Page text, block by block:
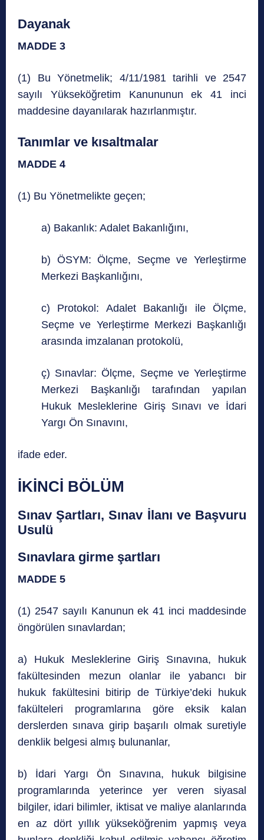
Dayanak
MADDE 3
(1) Bu Yönetmelik; 4/11/1981 tarihli ve 2547
sayılı Yükseköğretim Kanununun ek 41 inci
maddesine dayanılarak hazırlanmıştır.
Tanımlar ve kısaltmalar
MADDE 4
(1) Bu Yönetmelikte geçen;
a) Bakanlık: Adalet Bakanlığını,
b) ÖSYM: Ölçme, Seçme ve Yerleştirme
Merkezi Başkanlığını,
c) Protokol: Adalet Bakanlığı ile Ölçme,
Seçme ve Yerleştirme Merkezi Başkanlığı
arasında imzalanan protokolü,
ç) Sınavlar: Ölçme, Seçme ve Yerleştirme
Merkezi Başkanlığı tarafından yapılan
Hukuk Mesleklerine Giriş Sınavı ve İdari
Yargı Ön Sınavını,
ifade eder.
İKİNCİ BÖLÜM
Sınav Şartları, Sınav İlanı ve Başvuru
Usulü
Sınavlara girme şartları
MADDE 5
(1) 2547 sayılı Kanunun ek 41 inci maddesinde
öngörülen sınavlardan;
a) Hukuk Mesleklerine Giriş Sınavına, hukuk
fakültesinden mezun olanlar ile yabancı bir
hukuk fakültesini bitirip de Türkiye’deki hukuk
fakülteleri programlarına göre eksik kalan
derslerden sınava girip başarılı olmak suretiyle
denklik belgesi almış bulunanlar,
b) İdari Yargı Ön Sınavına, hukuk bilgisine
programlarında yeterince yer veren siyasal
bilgiler, idari bilimler, iktisat ve maliye alanlarında
en az dört yıllık yükseköğrenim yapmış veya